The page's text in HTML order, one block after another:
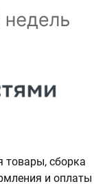
сборка
и оплаты